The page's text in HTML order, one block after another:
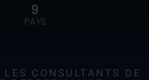
PAYS
9
LES CONSULTANTS DE